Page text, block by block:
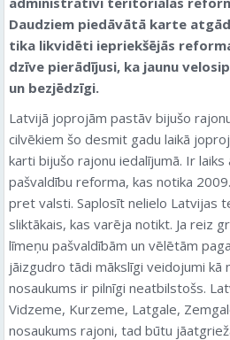
Daudziem piedāvātā karte
tika likvidēti iepriekšējās
dzīve pierādījusi, ka jaunu
un bezjēdzīgi.
Latvijā joprojām pastāv bijušo
cilvēkiem šo desmit gadu laikā
karti bijušo rajonu iedalījumā. Ir
pašvaldību reforma, kas notika
pret valsti. Saplosīt nelielo Latvijas
sliktākais, kas varēja notikt. Ja reiz
līmeņu pašvaldībām un vēlētām
jāizgudro tādi mākslīgi veidojumi kā
nosaukums ir pilnīgi neatbilstošs.
Vidzeme, Kurzeme, Latgale,
nosaukums rajoni, tad būtu